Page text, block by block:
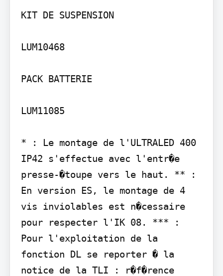
KIT DE SUSPENSION
LUM10468
PACK BATTERIE
LUM11085
* : Le montage de l'ULTRALED 400
IP42 s'effectue avec l'entr�e
presse-�toupe vers le haut. ** :
En version ES, le montage de 4
vis inviolables est n�cessaire
pour respecter l'IK 08. *** :
Pour l'exploitation de la
fonction DL se reporter � la
notice de la TLI : r�f�rence